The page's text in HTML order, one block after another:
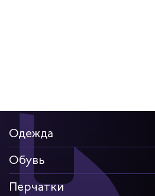
Одежда
Обувь
Перчатки